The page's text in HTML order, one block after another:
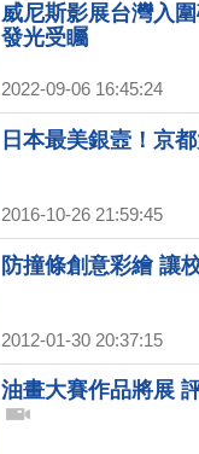
威尼斯影展台灣入
發光受矚
2022-09-06 16:45:24
日本最美銀壼！京
2016-10-26 21:59:45
防撞條創意彩繪 讓
2012-01-30 20:37:15
油畫大賽作品將展